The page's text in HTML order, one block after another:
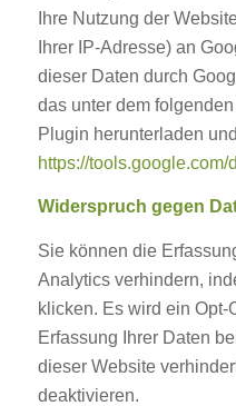
Ihre Nutzung der
Ihrer IP-Adresse) an
dieser Daten durch
das unter dem
Plugin herunterladen
https://
Widerspruch gegen
Sie können die
Analytics verhindern,
klicken. Es wird ein
Erfassung Ihrer Daten
dieser Website
deaktivieren.